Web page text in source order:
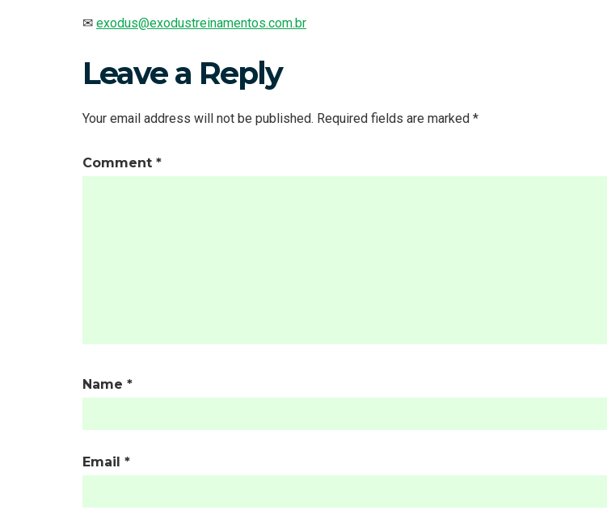
✉ exodus@exodustreinamentos.com.br
Leave a Reply
Your email address will not be published. Required fields are marked *
Comment *
Name *
Email *